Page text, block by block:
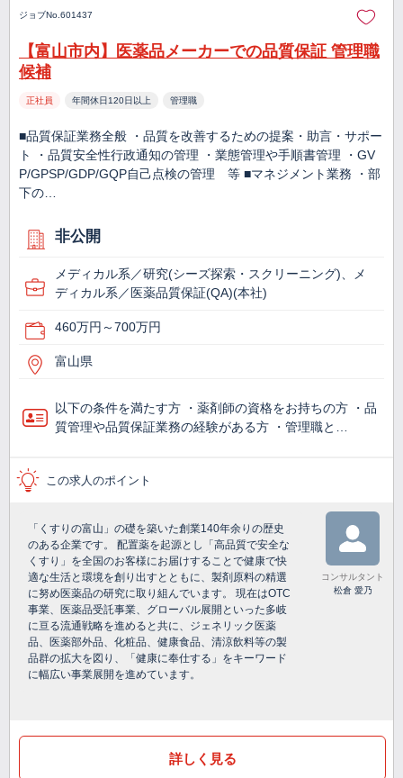
ジョブNo.601437
【富山市内】医薬品メーカーでの品質保証 管理職
候補
正社員 年間休日120日以上 管理職
■品質保証業務全般 ・品質を改善するための提案・助言・サポー
ト ・品質安全性行政通知の管理 ・業態管理や手順書管理 ・GV
P/GPSP/GDP/GQP自己点検の管理 等 ■マネジメント業務 ・部
下の…
非公開
メディカル系／研究(シーズ探索・スクリーニング)、メ
ディカル系／医薬品質保証(QA)(本社)
460万円～700万円
富山県
以下の条件を満たす方 ・薬剤師の資格をお持ちの方 ・品
質管理や品質保証業務の経験がある方 ・管理職と…
この求人のポイント
「くすりの富山」の礎を築いた創業140年余りの歴史
のある企業です。 配置薬を起源とし「高品質で安全な
くすり」を全国のお客様にお届けすることで健康で快
適な生活と環境を創り出すとともに、製剤原料の精選
に努め医薬品の研究に取り組んでいます。 現在はOTC
事業、医薬品受託事業、グローバル展開といった多岐
に亘る流通戦略を進めると共に、ジェネリック医薬
品、医薬部外品、化粧品、健康食品、清涼飲料等の製
品群の拡大を図り、「健康に奉仕する」をキーワード
に幅広い事業展開を進めています。
コンサルタント
松倉 愛乃
詳しく見る